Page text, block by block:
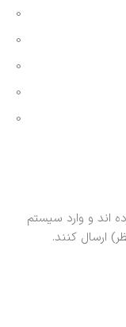
0
0
0
0
0
اند و وارد سیستم
ارسال کنند.